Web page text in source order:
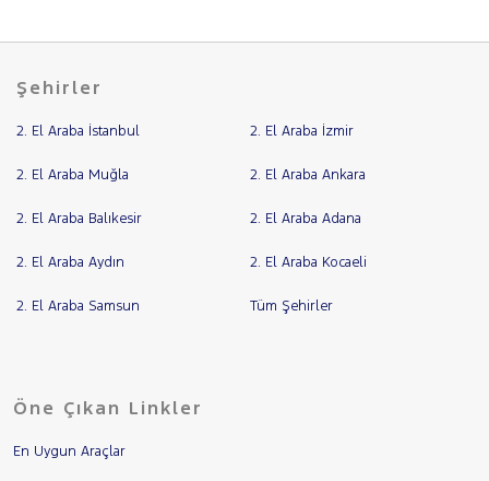
Şehirler
2. El Araba İstanbul 2. El Araba İzmir
2. El Araba Muğla 2. El Araba Ankara
2. El Araba Balıkesir 2. El Araba Adana
2. El Araba Aydın 2. El Araba Kocaeli
2. El Araba Samsun Tüm Şehirler
Öne Çıkan Linkler
En Uygun Araçlar